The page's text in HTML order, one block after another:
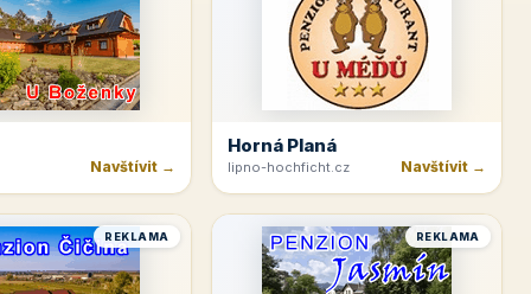
Navštívit →
Horná Planá
lipno-hochficht.cz Navštívit →
REKLAMA REKLAMA